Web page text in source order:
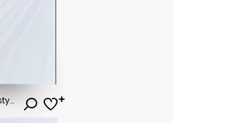
flying car traffic in the futuristic world, digital art style, illustration painting